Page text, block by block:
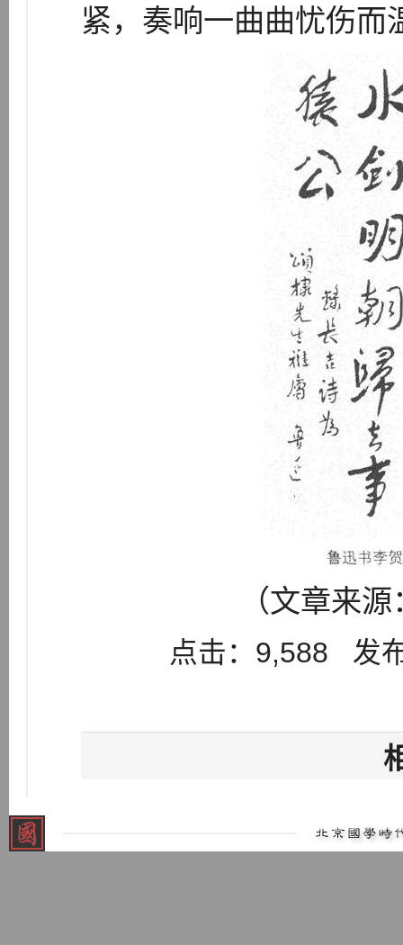
紧，奏响一曲曲忧伤而
（文章来
点击：9,588 发